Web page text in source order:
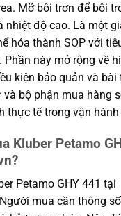
Mỡ bôi trơn để bôi
nhiệt độ cao. Là một
hóa thành SOP với
Phần này mở rộng về
kiện bảo quản và
bộ phận mua hàng
thực tế trong vận hành
Kluber Petamo
Petamo GHY 441 tại
mua cần thông